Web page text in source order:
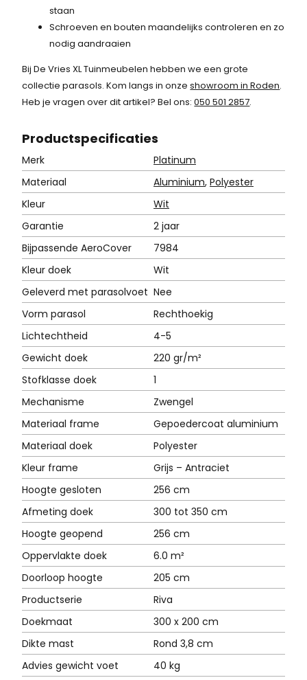
staan
Schroeven en bouten maandelijks controleren en zo
nodig aandraaien
Bij De Vries XL Tuinmeubelen hebben we een grote
collectie parasols. Kom langs in onzeshowroom in Roden.
Heb je vragen over dit artikel? Bel ons:050 501 2857.
Productspecificaties
Merk
Platinum
Materiaal
Aluminium, Polyester
Kleur
Wit
Garantie
2 jaar
Bijpassende AeroCover
7984
Kleur doek
Wit
Geleverd met parasolvoet Nee
Vorm parasol
Rechthoekig
Lichtechtheid
4-5
Gewicht doek
220 gr/m²
Stofklasse doek
1
Mechanisme
Zwengel
Materiaal frame
Gepoedercoat aluminium
Materiaal doek
Polyester
Kleur frame
Grijs – Antraciet
Hoogte gesloten
256 cm
Afmeting doek
300 tot 350 cm
Hoogte geopend
256 cm
Oppervlakte doek
6.0 m²
Doorloop hoogte
205 cm
Productserie
Riva
Doekmaat
300 x 200 cm
Dikte mast
Rond 3,8 cm
Advies gewicht voet
40 kg